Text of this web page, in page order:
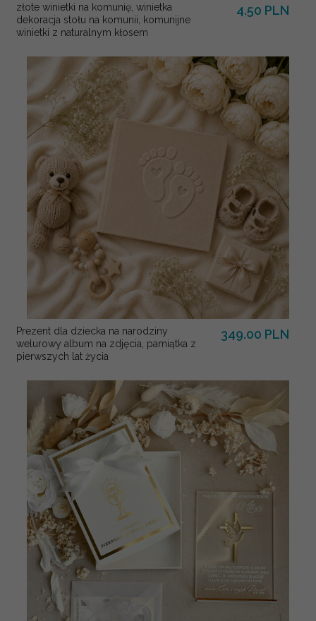
złote winietki na komunię, winietka
dekoracja stołu na komunii, komunijne
winietki z naturalnym kłosem
4.50 PLN
Prezent dla dziecka na narodziny
welurowy album na zdjęcia, pamiątka z
pierwszych lat życia
349.00 PLN